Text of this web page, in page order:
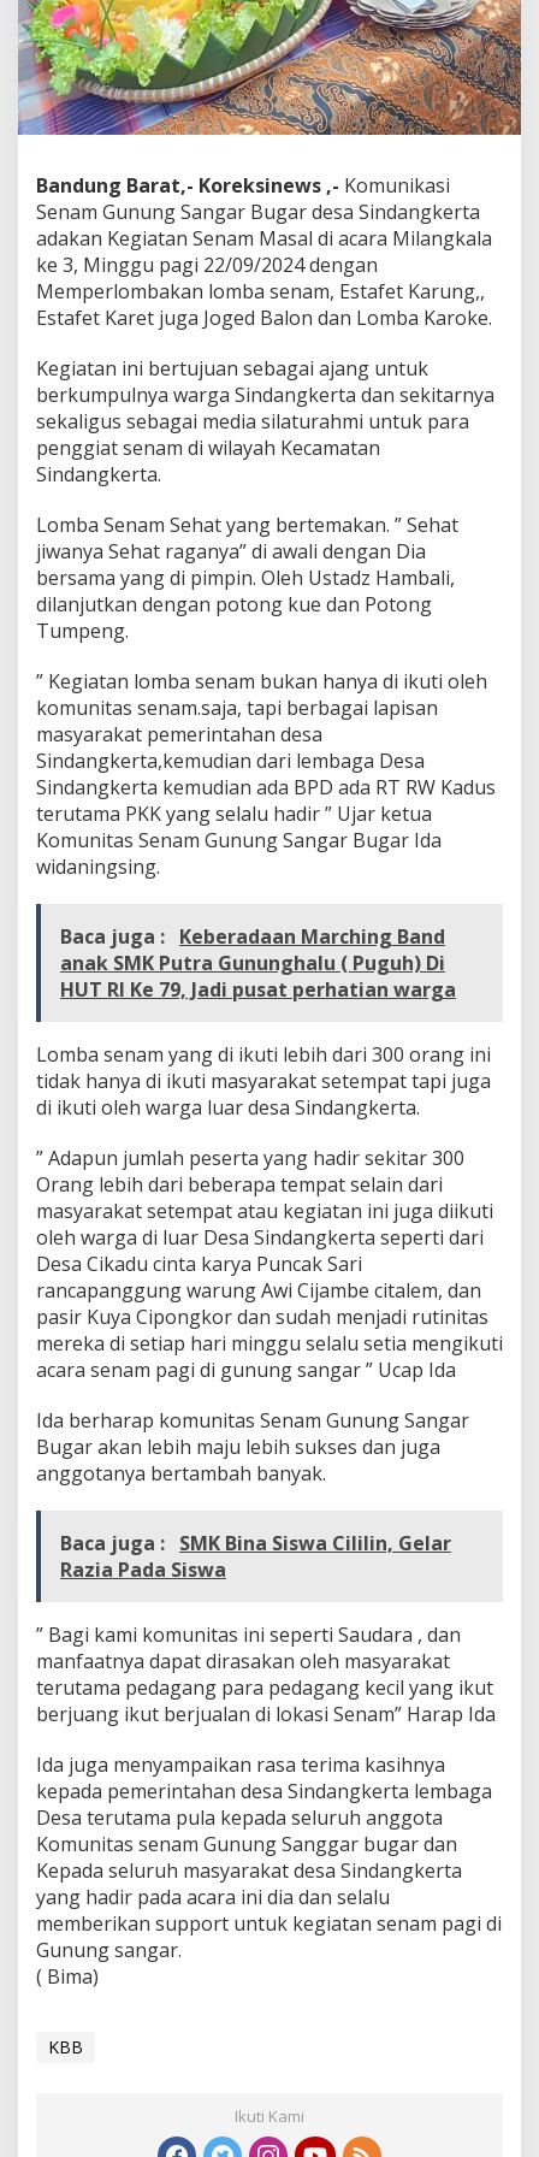
g
S
a
n
g
a
i
D
e
s
a
S
i
d
a
n
g
k
a
k
e
c
a
t
a
n
i
n
d
a
n
r
t
a
B
,
e
i
a
h
d
a
k
a
n
b
e
b
a
g
a
o
Bandung Barat,- Koreksinews ,- Komunikasi
Senam Gunung Sangar Bugar desa Sindangkerta
adakan Kegiatan Senam Masal di acara Milangkala
ke 3, Minggu pagi 22/09/2024 dengan
Memperlombakan lomba senam, Estafet Karung,,
Estafet Karet juga Joged Balon dan Lomba Karoke.
Kegiatan ini bertujuan sebagai ajang untuk
berkumpulnya warga Sindangkerta dan sekitarnya
sekaligus sebagai media silaturahmi untuk para
penggiat senam di wilayah Kecamatan
Sindangkerta.
Lomba Senam Sehat yang bertemakan. ” Sehat
jiwanya Sehat raganya” di awali dengan Dia
bersama yang di pimpin. Oleh Ustadz Hambali,
dilanjutkan dengan potong kue dan Potong
Tumpeng.
” Kegiatan lomba senam bukan hanya di ikuti oleh
komunitas senam.saja, tapi berbagai lapisan
masyarakat pemerintahan desa
Sindangkerta,kemudian dari lembaga Desa
Sindangkerta kemudian ada BPD ada RT RW Kadus
terutama PKK yang selalu hadir ” Ujar ketua
Komunitas Senam Gunung Sangar Bugar Ida
widaningsing.
Baca juga : Keberadaan Marching Band
anak SMK Putra Gununghalu ( Puguh) Di
HUT RI Ke 79, Jadi pusat perhatian warga
Lomba senam yang di ikuti lebih dari 300 orang ini
tidak hanya di ikuti masyarakat setempat tapi juga
di ikuti oleh warga luar desa Sindangkerta.
” Adapun jumlah peserta yang hadir sekitar 300
Orang lebih dari beberapa tempat selain dari
masyarakat setempat atau kegiatan ini juga diikuti
oleh warga di luar Desa Sindangkerta seperti dari
Desa Cikadu cinta karya Puncak Sari
rancapanggung warung Awi Cijambe citalem, dan
pasir Kuya Cipongkor dan sudah menjadi rutinitas
mereka di setiap hari minggu selalu setia mengikuti
acara senam pagi di gunung sangar ” Ucap Ida
Ida berharap komunitas Senam Gunung Sangar
Bugar akan lebih maju lebih sukses dan juga
anggotanya bertambah banyak.
Baca juga : SMK Bina Siswa Cililin, Gelar
Razia Pada Siswa
” Bagi kami komunitas ini seperti Saudara , dan
manfaatnya dapat dirasakan oleh masyarakat
terutama pedagang para pedagang kecil yang ikut
berjuang ikut berjualan di lokasi Senam” Harap Ida
Ida juga menyampaikan rasa terima kasihnya
kepada pemerintahan desa Sindangkerta lembaga
Desa terutama pula kepada seluruh anggota
Komunitas senam Gunung Sanggar bugar dan
Kepada seluruh masyarakat desa Sindangkerta
yang hadir pada acara ini dia dan selalu
memberikan support untuk kegiatan senam pagi di
Gunung sangar.
( Bima)
KBB
Ikuti Kami